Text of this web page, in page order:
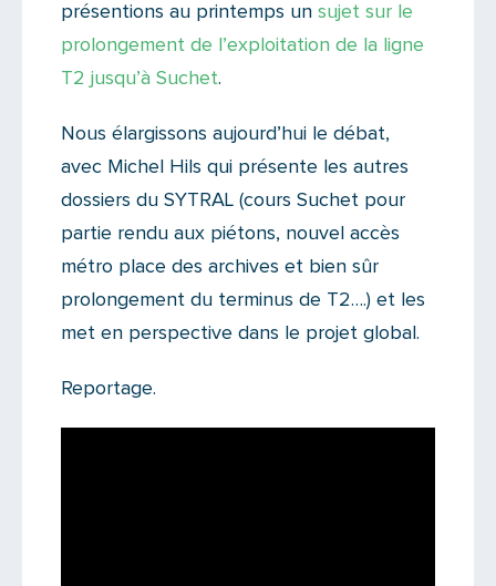
présentions au printemps un sujet sur le
prolongement de l’exploitation de la ligne
T2 jusqu’à Suchet.
Nous élargissons aujourd’hui le débat,
avec Michel Hils qui présente les autres
dossiers du SYTRAL (cours Suchet pour
partie rendu aux piétons, nouvel accès
métro place des archives et bien sûr
prolongement du terminus de T2….) et les
met en perspective dans le projet global.
Reportage.